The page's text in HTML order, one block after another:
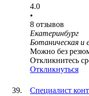
4.0
•
8 отзывов
Екатеринбург
Ботаническая и
Можно без
Откликнитесь
Откликнуться
Специалист